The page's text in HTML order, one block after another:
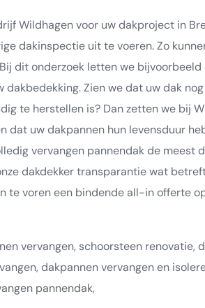
Wildhagen voor uw dakproject in
dakinspectie uit te voeren. Zo
dit onderzoek letten we bijvoorbeeld
Zien we dat uw dak
te herstellen is? Dan zetten we bij
dat uw dakpannen hun levensduur
vervangen pannendak de meest
dakdekker transparantie wat
te voren een bindende all-in offerte
vervangen, schoorsteen renovatie,
dakpannen vervangen en
pannendak,